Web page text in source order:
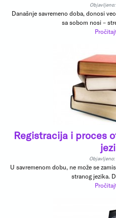
Objavljeno:
Današnje savremeno doba, donosi
sa sobom nosi –
Registracija i proces
Objavljeno:
U savremenom dobu, ne može se
stranog jezika.